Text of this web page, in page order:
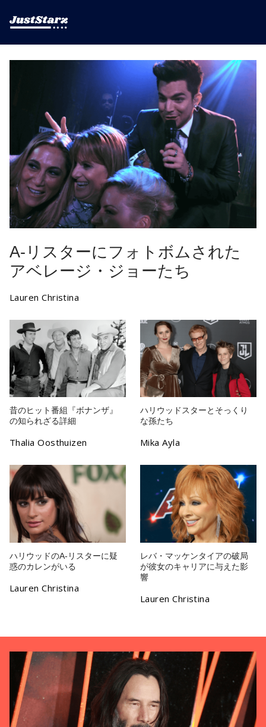
A-リスターにフォトボムされた
アベレージ・ジョーたち
Lauren Christina
昔のヒット番組『ボナンザ』
の知られざる詳細
Thalia Oosthuizen
ハリウッドスターとそっくり
な孫たち
Mika Ayla
ハリウッドのA-リスターに疑
惑のカレンがいる
Lauren Christina
レバ・マッケンタイアの破局
が彼女のキャリアに与えた影
響
Lauren Christina